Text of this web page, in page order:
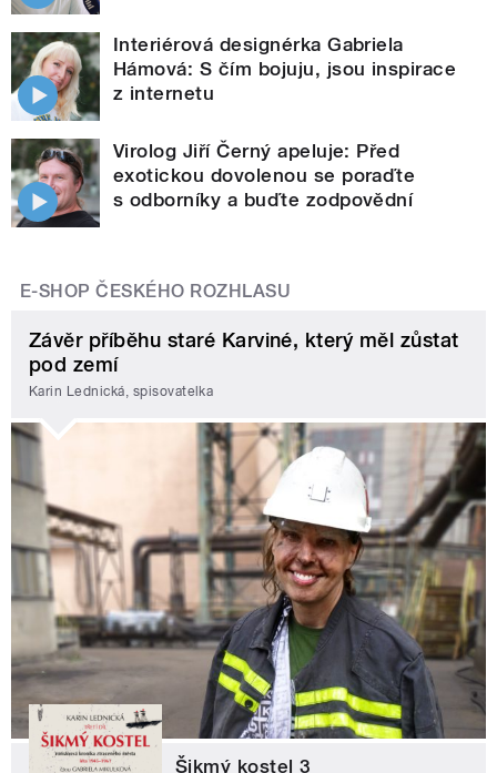
Interiérová designérka Gabriela
Hámová: S čím bojuju, jsou inspirace
z internetu
Virolog Jiří Černý apeluje: Před
exotickou dovolenou se poraďte
s odborníky a buďte zodpovědní
E-SHOP ČESKÉHO ROZHLASU
Závěr příběhu staré Karviné, který měl zůstat
pod zemí
Karin Lednická, spisovatelka
Šikmý kostel 3